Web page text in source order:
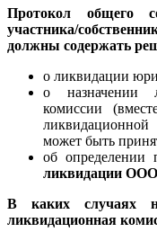
Протокол общего
участника/
должны содержать
о ликвидации
о назначении
комиссии
может быть
об определении
ликвидации
В каких случаях
ликвидационная